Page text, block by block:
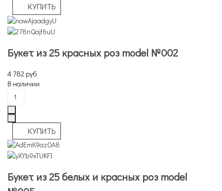
Букет из 25 красных роз model №002
4 782 руб
В наличии
Букет из 25 белых и красных роз model